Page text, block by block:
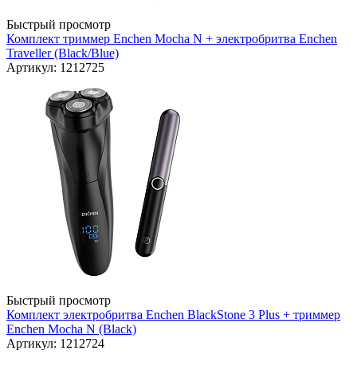
Быстрый просмотр
Комплект триммер Enchen Mocha N + электробритва Enchen
Traveller (Black/Blue)
Артикул: 1212725
Быстрый просмотр
Комплект электробритва Enchen BlackStone 3 Plus + триммер
Enchen Mocha N (Black)
Артикул: 1212724